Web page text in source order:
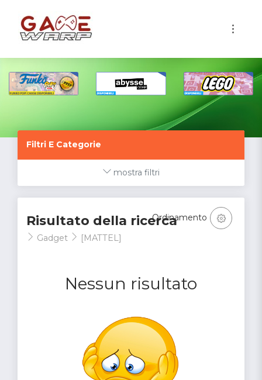
Filtri E Categorie
mostra filtri
Risultato della ricerca
Gadget [MATTEL]
Nessun risultato
Ordinamento